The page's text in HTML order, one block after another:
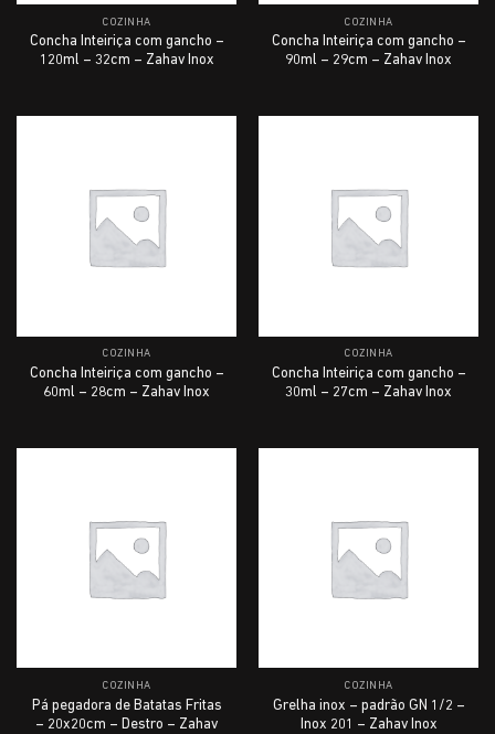
COZINHA
Concha Inteiriça com gancho –
120ml – 32cm – Zahav Inox
COZINHA
Concha Inteiriça com gancho –
90ml – 29cm – Zahav Inox
COZINHA
Concha Inteiriça com gancho –
60ml – 28cm – Zahav Inox
COZINHA
Concha Inteiriça com gancho –
30ml – 27cm – Zahav Inox
COZINHA
Pá pegadora de Batatas Fritas
– 20x20cm – Destro – Zahav
COZINHA
Grelha inox – padrão GN 1/2 –
Inox 201 – Zahav Inox